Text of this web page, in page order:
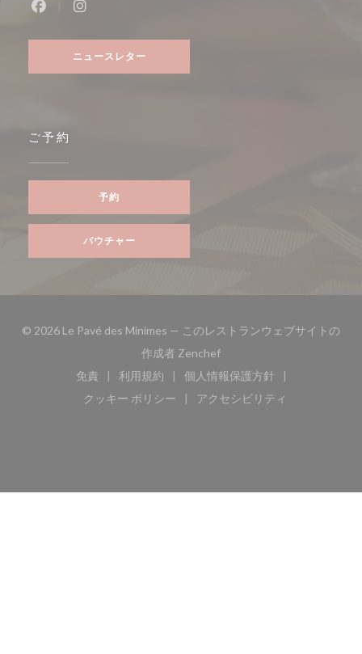
ニュースレター
ご予約
予約
バウチャー
© 2026 Le Pavé des Minimes — このレストランウェブサイトの
作成者 Zenchef((新しいウィンドウで開き
免責
((新しいウィンドウで開きます))
利用規約
((新しいウィンドウで開きます))
個人情報保護方針
((新しいウィンドウで開
クッキー ポリシー
((新しいウィンドウで開きます))
アクセシビリティ
((新しいウィンドウで